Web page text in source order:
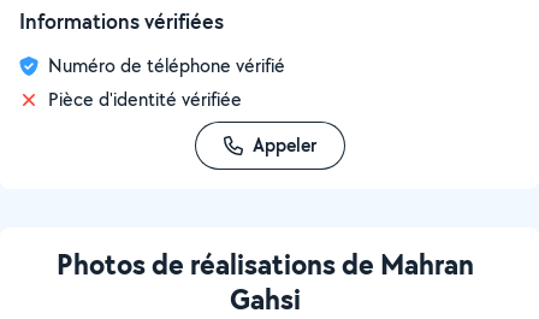
Informations vérifiées
Numéro de téléphone vérifié
Pièce d'identité vérifiée
Appeler
Photos de réalisations de Mahran
Gahsi